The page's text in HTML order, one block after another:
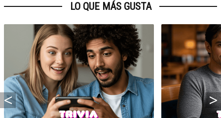
LO QUE MÁS GUSTA